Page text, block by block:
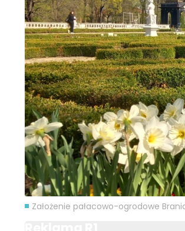
Założenie pałacowo-ogrodowe